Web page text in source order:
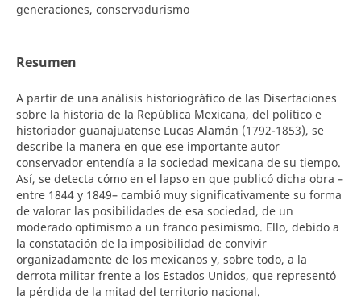
generaciones, conservadurismo
Resumen
A partir de una análisis historiográfico de las Disertaciones
sobre la historia de la República Mexicana, del político e
historiador guanajuatense Lucas Alamán (1792-1853), se
describe la manera en que ese importante autor
conservador entendía a la sociedad mexicana de su tiempo.
Así, se detecta cómo en el lapso en que publicó dicha obra –
entre 1844 y 1849– cambió muy significativamente su forma
de valorar las posibilidades de esa sociedad, de un
moderado optimismo a un franco pesimismo. Ello, debido a
la constatación de la imposibilidad de convivir
organizadamente de los mexicanos y, sobre todo, a la
derrota militar frente a los Estados Unidos, que representó
la pérdida de la mitad del territorio nacional.